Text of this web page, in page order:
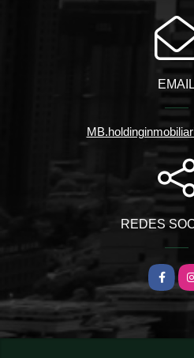
EMAIL
REDES